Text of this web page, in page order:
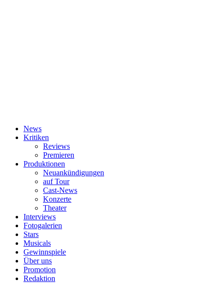
News
Kritiken
Reviews
Premieren
Produktionen
Neuankündigungen
auf Tour
Cast-News
Konzerte
Theater
Interviews
Fotogalerien
Stars
Musicals
Gewinnspiele
Über uns
Promotion
Redaktion